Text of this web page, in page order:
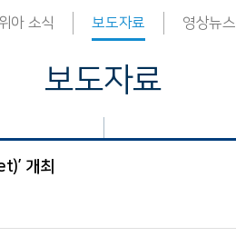
아 소식 보도자료 영상뉴스
보도자료
개최